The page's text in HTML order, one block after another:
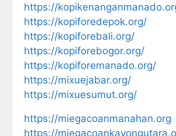
https://
https://kopiforedepok.org/
https://kopiforebali.org/
https://kopiforebogor.org/
https://kopiforemanado.org/
https://mixuejabar.org/
https://mixuesumut.org/
https://miegacoanmanahan.org
https://